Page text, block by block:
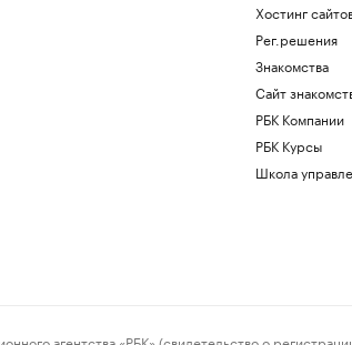
Хостинг
Рег.решения
Знакомства
Сайт
РБК Компании
РБК Курсы
Школа